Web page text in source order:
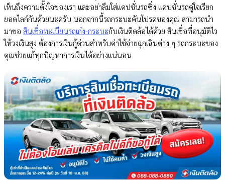
เห็นถึงความตั้งใจของเรา และอย่าลืมใส่แคปชั่นรถซิ่ง แคปชั่นรถคู่ใจเรียก
ยอดไลก์กันด้วยนะครับ นอกจากนี้รถกระบะคันโปรดของคุณ สามารถนำ
มาขอ สินเชื่อทะเบียนรถเก๋ง-กระบะกับเงินติดล้อได้ด้วย สินเชื่อที่อนุมัติไว
ให้วงเงินสูง ต้องการเงินกู้ด่วนสำหรับค่าใช้จ่ายฉุกเฉินต่าง ๆ รถกระบะของ
คุณช่วยแก้ทุกปัญหาการเงินได้อย่างแน่นอน